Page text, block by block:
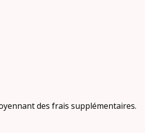
des frais supplémentaires.